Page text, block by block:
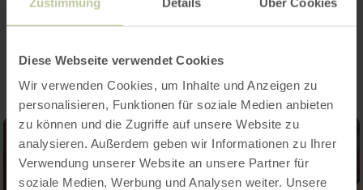
Diese Webseite verwendet Cookies
Wir verwenden Cookies, um Inhalte und Anzeigen zu
personalisieren, Funktionen für soziale Medien anbieten
zu können und die Zugriffe auf unsere Website zu
analysieren. Außerdem geben wir Informationen zu Ihrer
Verwendung unserer Website an unsere Partner für
soziale Medien, Werbung und Analysen weiter. Unsere
Impressions